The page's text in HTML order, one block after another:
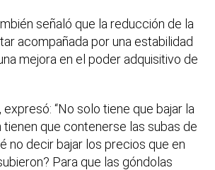
señaló que la reducción de la
acompañada por una estabilidad
mejora en el poder adquisitivo de
“No solo tiene que bajar la
tienen que contenerse las subas de
no decir bajar los precios que en
Para que las góndolas